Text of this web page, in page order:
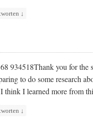
↓
934518Thank you for the
to do some research
think I learned more from
↓